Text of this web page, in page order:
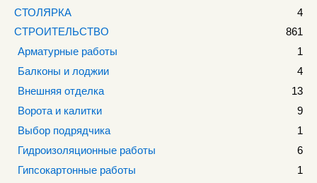
СТОЛЯРКА
4
СТРОИТЕЛЬСТВО
861
Арматурные работы
1
Балконы и лоджии
4
Внешняя отделка
13
Ворота и калитки
9
Выбор подрядчика
1
Гидроизоляционные работы
6
Гипсокартонные работы
1